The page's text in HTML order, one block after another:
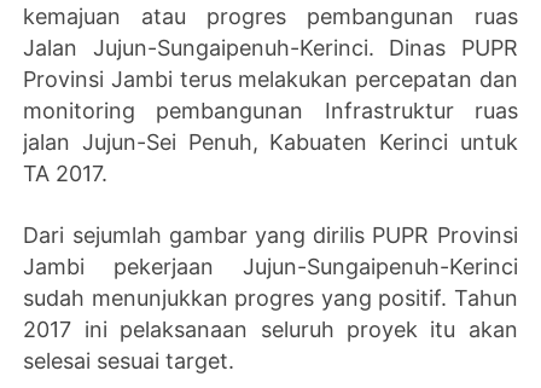
kemajuan atau progres pembangunan ruas
Jalan Jujun-Sungaipenuh-Kerinci. Dinas PUPR
Provinsi Jambi terus melakukan percepatan dan
monitoring pembangunan Infrastruktur ruas
jalan Jujun-Sei Penuh, Kabuaten Kerinci untuk
TA 2017.
Dari sejumlah gambar yang dirilis PUPR Provinsi
Jambi pekerjaan Jujun-Sungaipenuh-Kerinci
sudah menunjukkan progres yang positif. Tahun
2017 ini pelaksanaan seluruh proyek itu akan
selesai sesuai target.